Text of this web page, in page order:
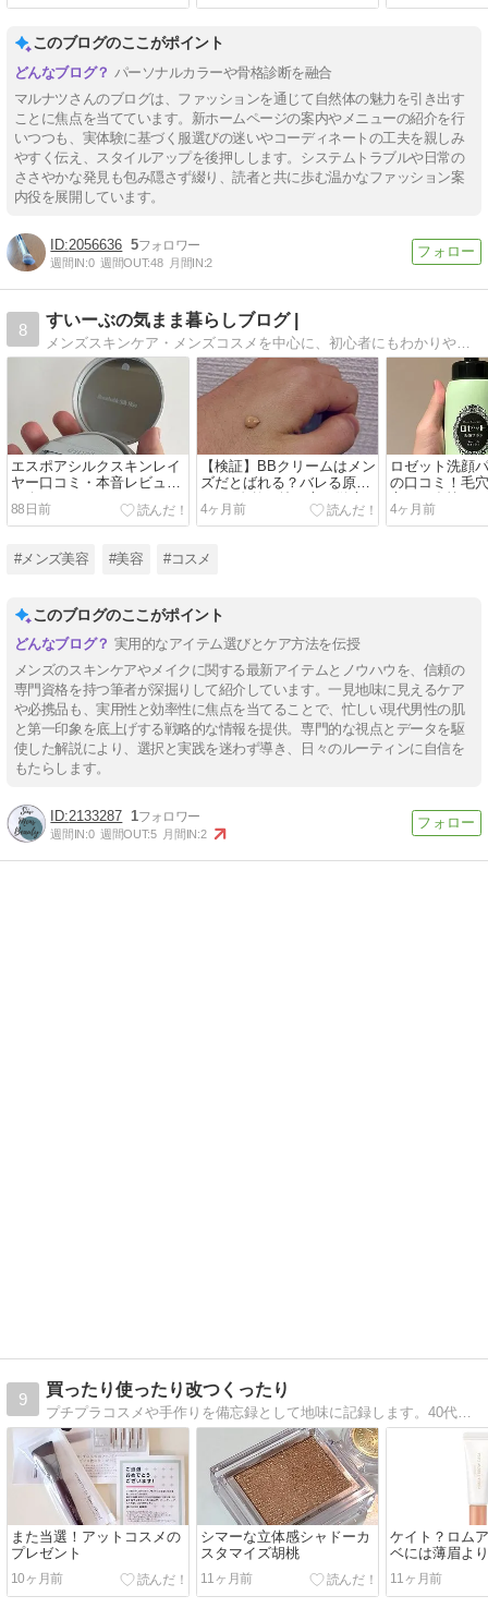
このブログのここがポイント
パーソナルカラーや骨格診断を融合
マルナツさんのブログは、ファッションを通じて自然体の魅力を引き出す
ことに焦点を当てています。新ホームページの案内やメニューの紹介を行
いつつも、実体験に基づく服選びの迷いやコーディネートの工夫を親しみ
やすく伝え、スタイルアップを後押しします。システムトラブルや日常の
ささやかな発見も包み隠さず綴り、読者と共に歩む温かなファッション案
内役を展開しています。
2056636 5
週間IN:0 週間OUT:48 月間IN:2
8
すいーぶの気まま暮らしブログ |
メンズスキンケア・メンズコスメを中心に、初心者にもわかりやすく役立つ情報を発信しているブログ。スキンケアやコスメの基本から実践まで幅広くカバーしています。
エスポアシルクスキンレイ
ヤー口コミ・本音レビュー
88日前
【検証】BBクリームはメン
ズだとばれる？バレる原因
4つと自然な塗り方を徹底
解説
4ヶ月前
ロゼット洗顔
の口コミ！毛
立する多忙メ
4ヶ月前
#メンズ美容 #美容 #コスメ
このブログのここがポイント
実用的なアイテム選びとケア方法を伝授
メンズのスキンケアやメイクに関する最新アイテムとノウハウを、信頼の
専門資格を持つ筆者が深掘りして紹介しています。一見地味に見えるケア
や必携品も、実用性と効率性に焦点を当てることで、忙しい現代男性の肌
と第一印象を底上げする戦略的な情報を提供。専門的な視点とデータを駆
使した解説により、選択と実践を迷わず導き、日々のルーティンに自信を
もたらします。
2133287 1
週間IN:0 週間OUT:5 月間IN:2
9
買ったり使ったり改つくったり
また当選！アットコスメの
プレゼント
10ヶ月前
シマーな立体感シャドーカ
スタマイズ胡桃
11ヶ月前
ケイト？ロム
ベには薄眉よ
11ヶ月前